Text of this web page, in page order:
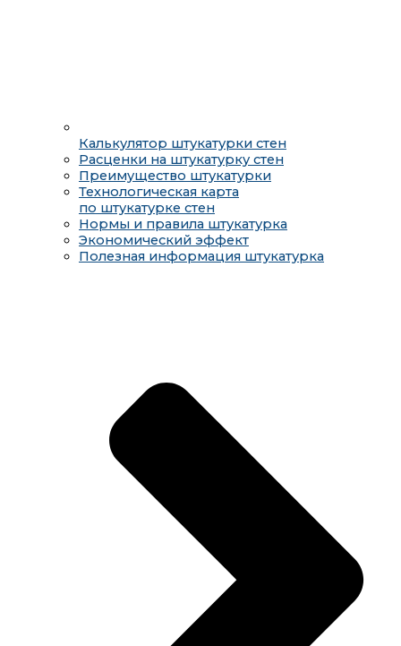
Калькулятор штукатурки стен
Расценки на штукатурку стен
Преимущество штукатурки
Технологическая карта
по штукатурке стен
Нормы и правила штукатурка
Экономический эффект
Полезная информация штукатурка